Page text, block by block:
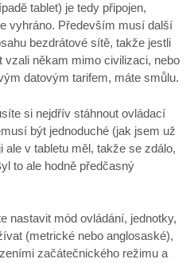
tablet) je tedy připojen,
vyhráno. Především musí další
bezdrátové sítě, takže jestli
vzali někam mimo civilizaci, nebo
datovým tarifem, máte smůlu.
si nejdřív stáhnout ovládací
být jednoduché (jak jsem už
ale v tabletu měl, takže se zdálo,
to ale hodně předčasný
nastavit mód ovládání, jednotky,
(metrické nebo anglosaské),
začátečnického režimu a